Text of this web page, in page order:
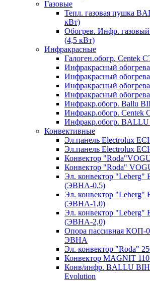
Газовые
Тепл. газовая пушка
кВт)
Обогрев. Инфр.
(4,5 кВт)
Инфракрасные
Галоген.обогр. Centek
Инфракрасный
Инфракрасный
Инфракрасный
Инфракрасный
Инфракр.обогр. Ballu
Инфракр.обогр. Centek
Инфракр.обогр.
Конвективные
Эл.панель Electrolux
Эл.панель Electrolux
Конвектор
Конвектор "Roda"
Эл. конвектор "Leberg"
(ЭВНА-0,5)
Эл. конвектор "Leberg"
(ЭВНА-1,0)
Эл. конвектор "Leberg"
(ЭВНА-2,0)
Опора пассивная КОП-
ЭВНА
Эл. конвектор "Roda"
Конвектор MAGNIT
Конв/инфр. BALLU
Evolution